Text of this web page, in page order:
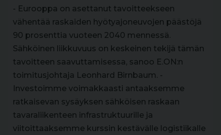
- Eurooppa on asettanut tavoitteekseen
vähentää raskaiden hyötyajoneuvojen päästöjä
90 prosenttia vuoteen 2040 mennessä.
Sähköinen liikkuvuus on keskeinen tekijä tämän
tavoitteen saavuttamisessa, sanoo E.ON:n
toimitusjohtaja Leonhard Birnbaum. -
Investoimme voimakkaasti antaaksemme
ratkaisevan sysäyksen sähköisen raskaan
tavaraliikenteen infrastruktuurille ja
viitoittaaksemme kurssin kestävälle logistiikalle